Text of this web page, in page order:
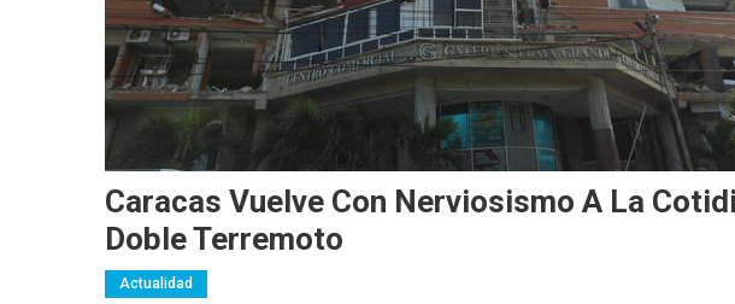
Caracas Vuelve Con Nerviosismo A La
Doble Terremoto
Actualidad